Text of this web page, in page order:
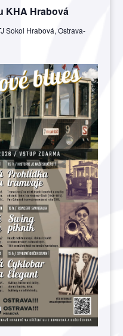
KHA Hrabová
Sokol Hrabová, Ostrava-